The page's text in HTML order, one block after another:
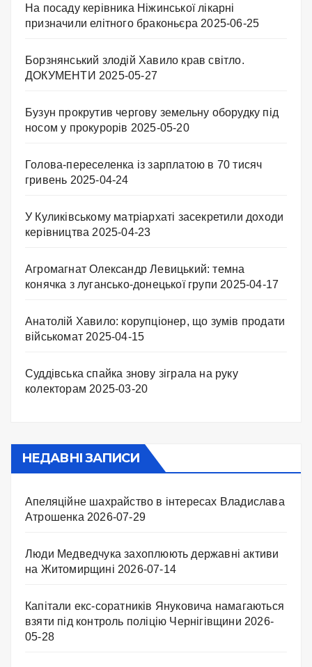
На посаду керівника Ніжинської лікарні
призначили елітного браконьєра 2025-06-25
Борзнянський злодій Хавило крав світло.
ДОКУМЕНТИ 2025-05-27
Бузун прокрутив чергову земельну оборудку під
носом у прокурорів 2025-05-20
Голова-переселенка із зарплатою в 70 тисяч
гривень 2025-04-24
У Куликівському матріархаті засекретили доходи
керівництва 2025-04-23
Агромагнат Олександр Левицький: темна
конячка з лугансько-донецької групи 2025-04-17
Анатолій Хавило: корупціонер, що зумів продати
військомат 2025-04-15
Суддівська спайка знову зіграла на руку
колекторам 2025-03-20
НЕДАВНІ ЗАПИСИ
Апеляційне шахрайство в інтересах Владислава
Атрошенка 2026-07-29
Люди Медведчука захоплюють державні активи
на Житомирщині 2026-07-14
Капітали екс-соратників Януковича намагаються
взяти під контроль поліцію Чернігівщини 2026-
05-28